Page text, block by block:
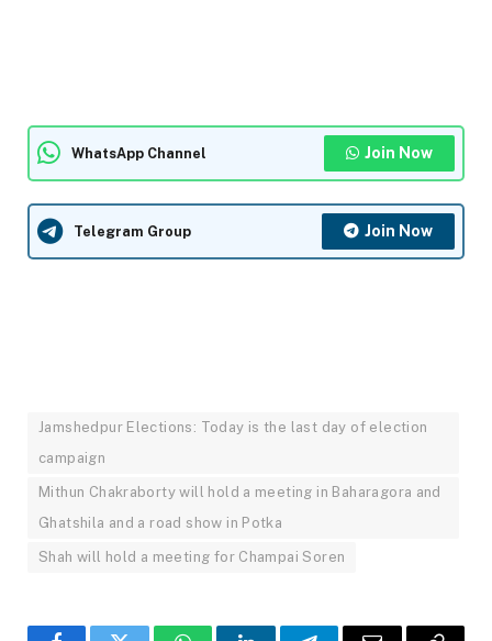
WhatsApp Channel Join Now
Telegram Group Join Now
Jamshedpur Elections: Today is the last day of election
campaign
Mithun Chakraborty will hold a meeting in Baharagora and
Ghatshila and a road show in Potka
Shah will hold a meeting for Champai Soren